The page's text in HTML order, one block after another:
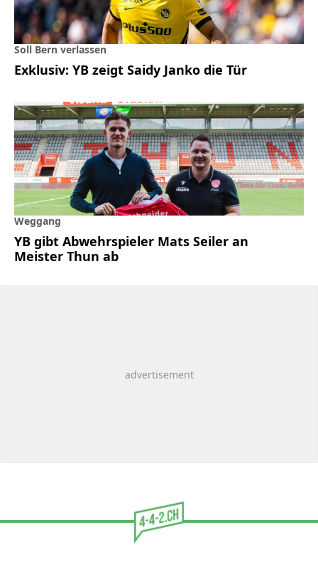
Soll Bern verlassen
Exklusiv: YB zeigt Saidy Janko die Tür
Weggang
YB gibt Abwehrspieler Mats Seiler an
Meister Thun ab